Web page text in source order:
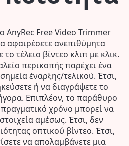
AnyRec Free Video Trimmer
αφαιρέσετε ανεπιθύμητα
τέλειο βίντεο κλιπ με κλικ.
περικοπής παρέχει ένα
έναρξης/τελικού. Έτσι,
ή να διαγράψετε το
Επιπλέον, το παράθυρο
χρόνο μπορεί να
αμέσως. Έτσι, δεν
οπτικού βίντεο. Έτσι,
να απολαμβάνετε μια